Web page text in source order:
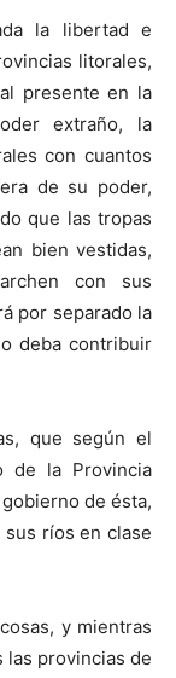
la libertad e
litorales,
presente en la
extraño, la
con cuantos
de su poder,
que las tropas
bien vestidas,
con sus
por separado la
deba contribuir
que según el
de la Provincia
de ésta,
ríos en clase
y mientras
las provincias de